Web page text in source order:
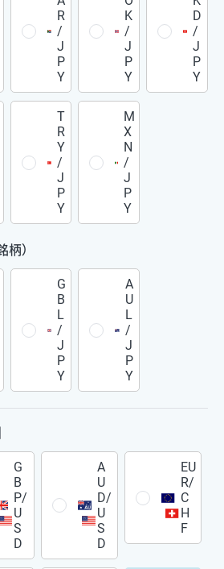
R
/
J
P
Y
K
/
J
P
Y
D
/
J
P
Y
T
R
Y
/
J
P
Y
M
X
N
/
J
P
Y
）
G
B
L
/
J
P
Y
A
U
L
/
J
P
Y
G
B
P/
U
S
D
A
U
D/
U
S
D
EU
R/
C
H
F